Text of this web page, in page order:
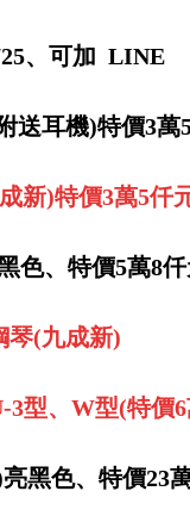
、可加 LINE
耳機)特價3萬5
新)特價3萬5仟
、特價5萬8仟
琴(九成新)
型、W型(特價6
黑色、特價23萬